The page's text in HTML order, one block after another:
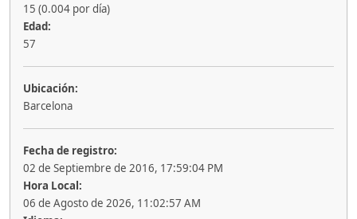
15 (0.004 por día)
Edad:
57
Ubicación:
Barcelona
Fecha de registro:
02 de Septiembre de 2016, 17:59:04 PM
Hora Local:
06 de Agosto de 2026, 11:02:57 AM